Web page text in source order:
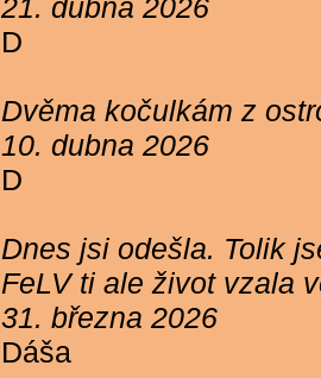
21. dubna 2026
D
Dvěma kočulkám z
10. dubna 2026
D
Dnes jsi odešla. Tolik
FeLV ti ale život vzala
31. března 2026
Dáša